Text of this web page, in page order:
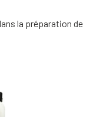
la préparation de